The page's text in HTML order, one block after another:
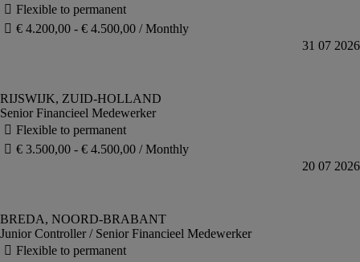
Senior Financieel Medewerker
Junior Controller / Senior Financieel Medewerker